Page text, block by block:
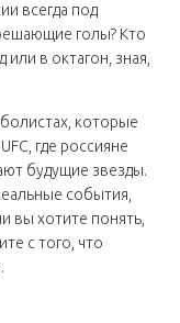
всегда под
голы? Кто
в октагон, зная,
которые
где россияне
будущие звезды.
события,
вы хотите понять,
с того, что